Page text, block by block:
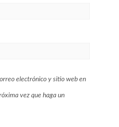
electrónico y sitio web en
vez que haga un